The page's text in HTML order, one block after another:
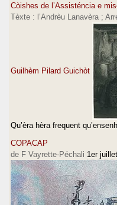
Còishes de l’Assisténcia e
Tèxte : l’Andrèu Lanavèra ;
Guilhèm Pilard Guichòt
Qu’èra hèra frequent
COPACAP
de F Vayrette-Péchali 1er juillet